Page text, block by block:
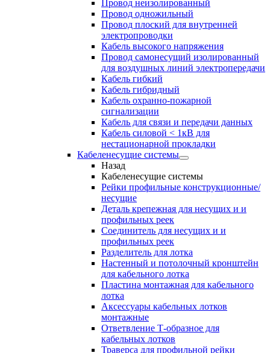
Провод неизолированный
Провод одножильный
Провод плоский для внутренней
электропроводки
Кабель высокого напряжения
Провод самонесущий изолированный
для воздушных линий электропередачи
Кабель гибкий
Кабель гибридный
Кабель охранно-пожарной
сигнализации
Кабель для связи и передачи данных
Кабель силовой < 1кВ для
нестационарной прокладки
Кабеленесущие системы
Назад
Кабеленесущие системы
Рейки профильные конструкционные/
несущие
Деталь крепежная для несущих и и
профильных реек
Соединитель для несущих и и
профильных реек
Разделитель для лотка
Настенный и потолочный кронштейн
для кабельного лотка
Пластина монтажная для кабельного
лотка
Аксессуары кабельных лотков
монтажные
Ответвление Т-образное для
кабельных лотков
Траверса для профильной рейки